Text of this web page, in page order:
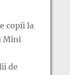
copii la
Mini
de